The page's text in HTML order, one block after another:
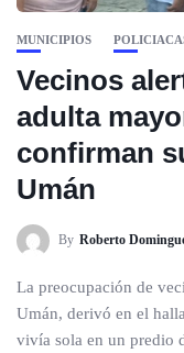
MUNICIPIOS
Vecinos
adulta
confirman
Umán
By Roberto
La preocupación de
Umán, derivó en el
vivía sola en un predio